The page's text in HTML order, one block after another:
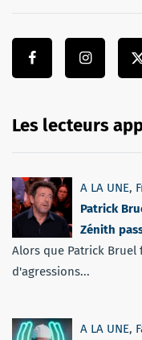
Les lecteurs
A LA UNE,
Patrick
Zénith
Alors que Patrick
d'agressions...
A LA UNE,